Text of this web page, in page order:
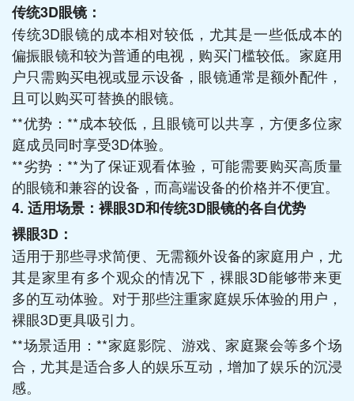
传统3D眼镜：
传统3D眼镜的成本相对较低，尤其是一些低成本的
偏振眼镜和较为普通的电视，购买门槛较低。家庭用
户只需购买电视或显示设备，眼镜通常是额外配件，
且可以购买可替换的眼镜。
**优势：**成本较低，且眼镜可以共享，方便多位家
庭成员同时享受3D体验。
**劣势：**为了保证观看体验，可能需要购买高质量
的眼镜和兼容的设备，而高端设备的价格并不便宜。
4. 适用场景：裸眼3D和传统3D眼镜的各自优势
裸眼3D：
适用于那些寻求简便、无需额外设备的家庭用户，尤
其是家里有多个观众的情况下，裸眼3D能够带来更
多的互动体验。对于那些注重家庭娱乐体验的用户，
裸眼3D更具吸引力。
**场景适用：**家庭影院、游戏、家庭聚会等多个场
合，尤其是适合多人的娱乐互动，增加了娱乐的沉浸
感。